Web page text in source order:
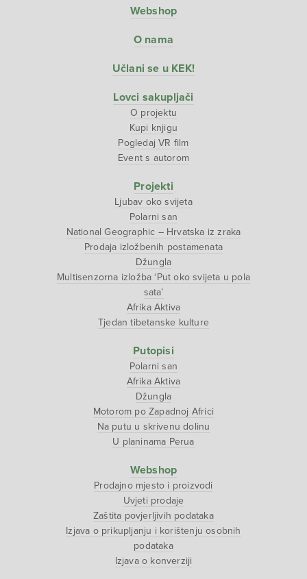
Webshop
O nama
Učlani se u KEK!
Lovci sakupljači
O projektu
Kupi knjigu
Pogledaj VR film
Event s autorom
Projekti
Ljubav oko svijeta
Polarni san
National Geographic – Hrvatska iz zraka
Prodaja izložbenih postamenata
Džungla
Multisenzorna izložba ‘Put oko svijeta u pola
sata’
Afrika Aktiva
Tjedan tibetanske kulture
Putopisi
Polarni san
Afrika Aktiva
Džungla
Motorom po Zapadnoj Africi
Na putu u skrivenu dolinu
U planinama Perua
Webshop
Prodajno mjesto i proizvodi
Uvjeti prodaje
Zaštita povjerljivih podataka
Izjava o prikupljanju i korištenju osobnih
podataka
Izjava o konverziji